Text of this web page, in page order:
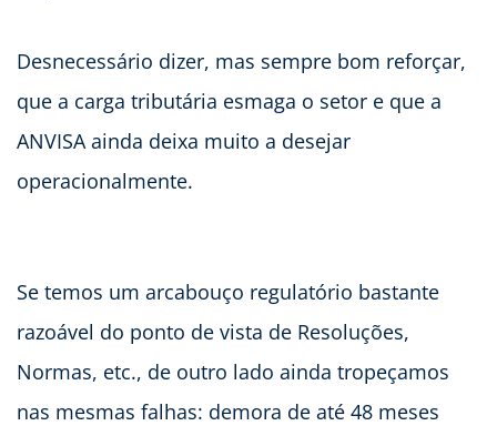
Desnecessário dizer, mas sempre bom reforçar,
que a carga tributária esmaga o setor e que a
ANVISA ainda deixa muito a desejar
operacionalmente.
Se temos um arcabouço regulatório bastante
razoável do ponto de vista de Resoluções,
Normas, etc., de outro lado ainda tropeçamos
nas mesmas falhas: demora de até 48 meses